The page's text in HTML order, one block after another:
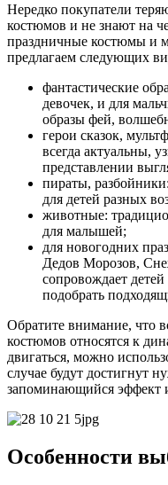
Нередко покупатели
костюмов и не знают на
праздничные костюмы и
предлагаем следующих
фантастические
девочек, и для
образы фей,
герои сказок,
всегда актуальны,
представлении
пираты,
для детей разных
животные:
для малышей;
для новогодних
Дедов Морозов,
сопровождает
подобрать
Обратите внимание, что
костюмов относятся к
двигаться, можно
случае будут достигнут
запоминающийся эффект
Особенности